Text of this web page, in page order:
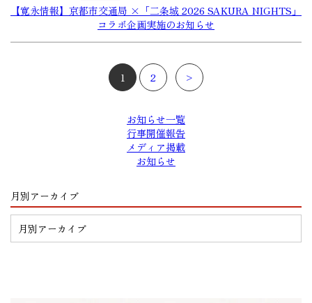
【寛永情報】京都市交通局 ×「二条城 2026 SAKURA NIGHTS」
コラボ企画実施のお知らせ
1 2 >
お知らせ一覧
行事開催報告
メディア掲載
お知らせ
月別アーカイブ